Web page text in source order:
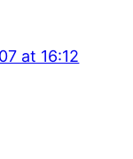
at 16:12